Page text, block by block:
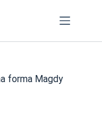
forma Magdy